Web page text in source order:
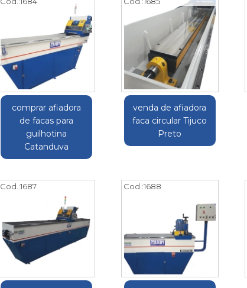
comprar afiadora
de facas para
guilhotina
Catanduva
venda de afiadora
faca circular Tijuco
Preto
Cod.:1687 Cod.:1688